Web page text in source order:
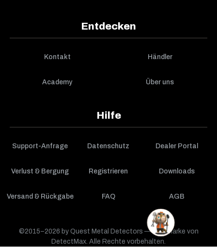
Entdecken
Kontakt Händler
Academy Über uns
Hilfe
Support-Anfrage Datenschutz Dealer Portal
Verlust & Bergung Registrieren Downloads
Versand & Rückgabe FAQ AGB
©2015–2026 by Quest Metal Detectors — eine Marke von
DetectMax. Alle Rechte vorbehalten.